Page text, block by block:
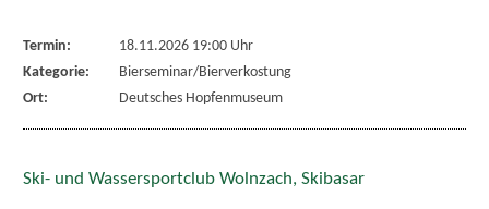
Termin:
18.11.2026 19:00 Uhr
Kategorie:
Bierseminar/Bierverkostung
Ort:
Deutsches Hopfenmuseum
Ski- und Wassersportclub Wolnzach, Skibasar